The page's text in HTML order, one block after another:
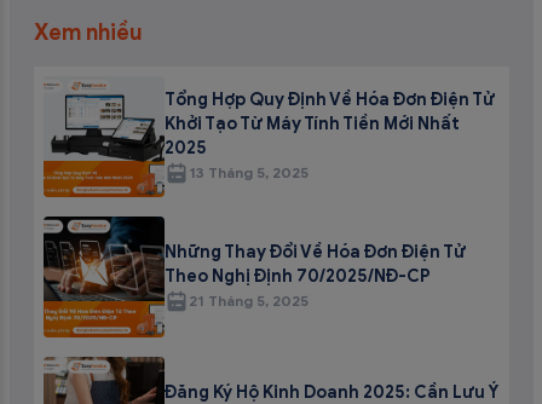
Xem nhiều
Tổng Hợp Quy Định Về Hóa Đơn Điện Tử
Khởi Tạo Từ Máy Tính Tiền Mới Nhất
2025
13 Tháng 5, 2025
Những Thay Đổi Về Hóa Đơn Điện Tử
Theo Nghị Định 70/2025/NĐ-CP
21 Tháng 5, 2025
Đăng Ký Hộ Kinh Doanh 2025: Cần Lưu Ý